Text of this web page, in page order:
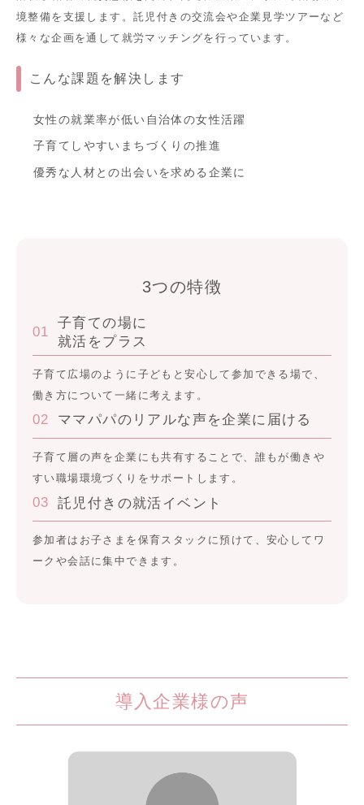
境整備を支援します。託児付きの交流会や企業見学ツアーなど
様々な企画を通して就労マッチングを行っています。
こんな課題を解決します
女性の就業率が低い自治体の女性活躍
子育てしやすいまちづくりの推進
優秀な人材との出会いを求める企業に
3つの特徴
01
子育ての場に
就活をプラス
子育て広場のように子どもと安心して参加できる場で、
働き方について一緒に考えます。
02 ママパパのリアルな声を企業に届ける
子育て層の声を企業にも共有することで、誰もが働きや
すい職場環境づくりをサポートします。
03 託児付きの就活イベント
参加者はお子さまを保育スタックに預けて、安心してワ
ークや会話に集中できます。
導入企業様の声